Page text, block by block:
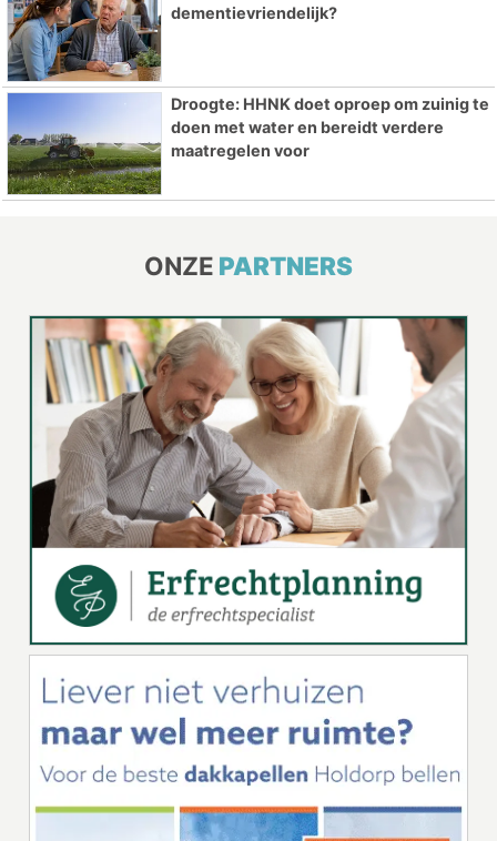
dementievriendelijk?
Droogte: HHNK doet oproep om zuinig te
doen met water en bereidt verdere
maatregelen voor
ONZE PARTNERS